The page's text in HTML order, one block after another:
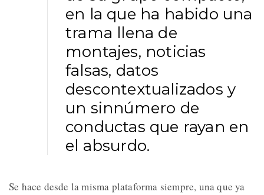
en la que ha habido una
trama llena de
montajes, noticias
falsas, datos
descontextualizados y
un sinnúmero de
conductas que rayan en
el absurdo.
Se hace desde la misma plataforma siempre, una que ya